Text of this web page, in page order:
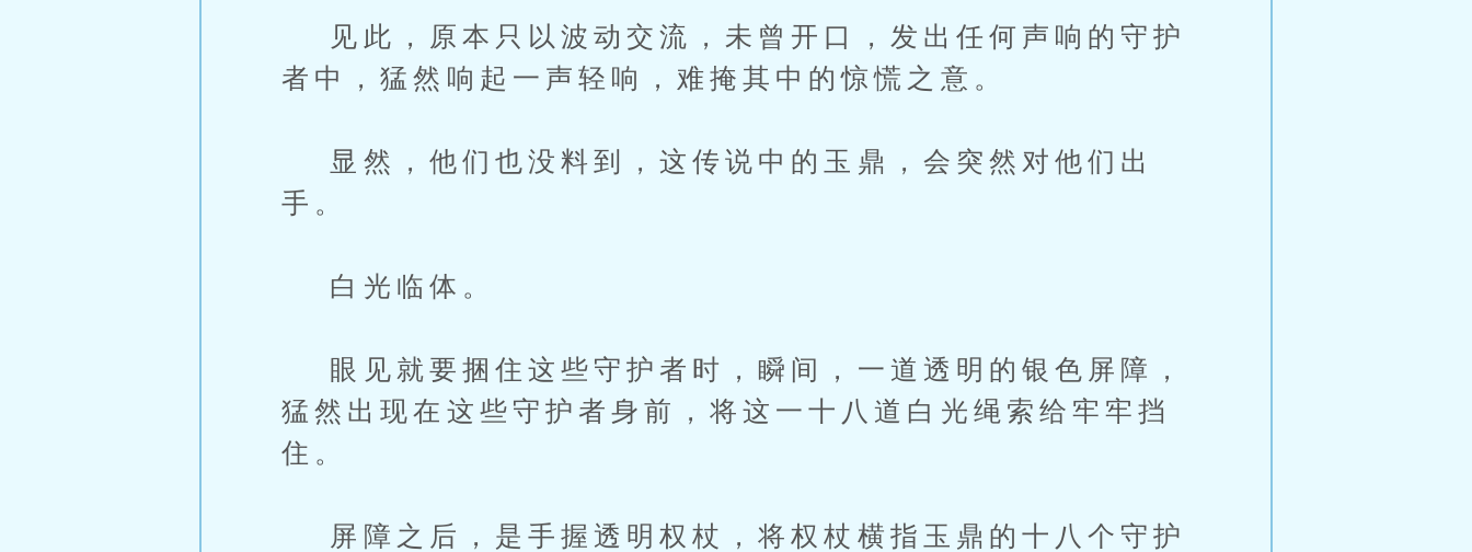
见此，原本只以波动交流，未曾开口，发出任何声响的守护
者中，猛然响起一声轻响，难掩其中的惊慌之意。
显然，他们也没料到，这传说中的玉鼎，会突然对他们出
手。
白光临体。
眼见就要捆住这些守护者时，瞬间，一道透明的银色屏障，
猛然出现在这些守护者身前，将这一十八道白光绳索给牢牢挡
住。
屏障之后，是手握透明权杖，将权杖横指玉鼎的十八个守护